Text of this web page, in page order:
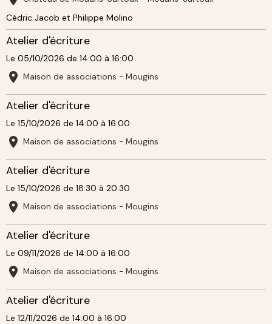
Cédric Jacob et Philippe Molino
Atelier d'écriture
Le 05/10/2026 de 14:00 à 16:00
Maison de associations - Mougins
Atelier d'écriture
Le 15/10/2026 de 14:00 à 16:00
Maison de associations - Mougins
Atelier d'écriture
Le 15/10/2026 de 18:30 à 20:30
Maison de associations - Mougins
Atelier d'écriture
Le 09/11/2026 de 14:00 à 16:00
Maison de associations - Mougins
Atelier d'écriture
Le 12/11/2026 de 14:00 à 16:00